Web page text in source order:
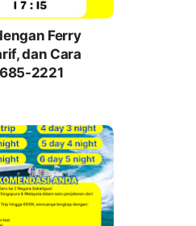
Ferry
dan Cara
2221